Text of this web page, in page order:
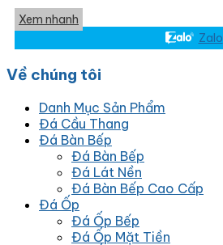
Xem nhanh
Zalo
Về chúng tôi
Danh Mục Sản Phẩm
Đá Cầu Thang
Đá Bàn Bếp
Đá Bàn Bếp
Đá Lát Nền
Đá Bàn Bếp Cao Cấp
Đá Ốp
Đá Ốp Bếp
Đá Ốp Mặt Tiền